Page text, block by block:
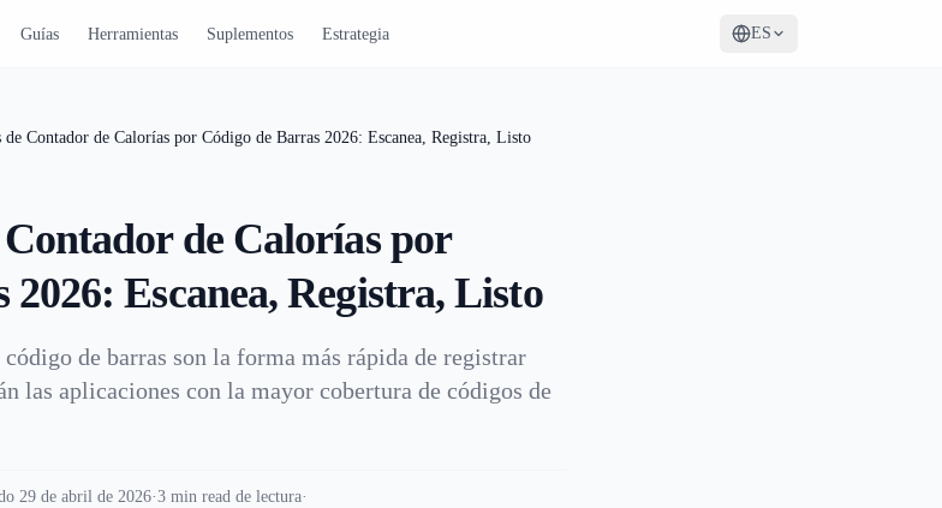
Guías Herramientas Suplementos Estrategia ES
de Contador de Calorías por Código de Barras 2026: Escanea, Registra, Listo
de Calorías por
Escanea, Registra, Listo
de barras son la forma más rápida de registrar
las aplicaciones con la mayor cobertura de códigos de
29 de abril de 2026·3 min read de lectura·